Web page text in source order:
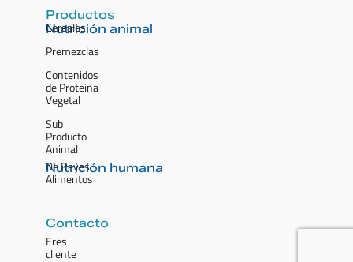
Productos
Nutrición animal
Cereales
Premezclas
Contenidos
de Proteína
Vegetal
Sub
Producto
Animal
Nutrición humana
De Reyes
Alimentos
Contacto
Eres
cliente